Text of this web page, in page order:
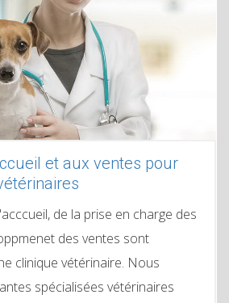
et aux ventes pour
de la prise en charge des
des ventes sont
clinique vétérinaire. Nous
spécialisées vétérinaires